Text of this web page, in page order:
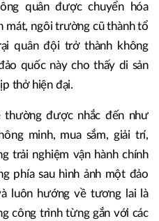
quân được chuyển hóa
mát, ngôi trường cũ thành tổ
quân đội trở thành không
quốc này cho thấy di sản
thở hiện đại.
thường được nhắc đến như
minh, mua sắm, giải trí,
trải nghiệm vận hành chính
phía sau hình ảnh một đảo
luôn hướng về tương lai là
công trình từng gắn với các